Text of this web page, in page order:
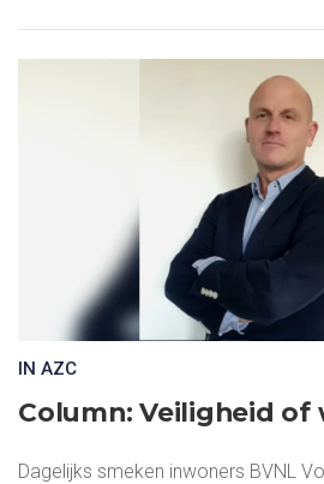
IN AZC
Column: Veiligheid of
Dagelijks smeken inwoners BVNL